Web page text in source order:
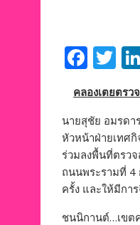
F
e
b
o
o
k
T
itt
er
คลองเตยตรว
นายสุชัย อมรดา
หัวหน้าฝ่ายเทศ
ร่วมลงพื้นที่ตรว
ถนนพระรามที่ 4
ครั้ง และให้มีกา
ชนนิกานต์…เขต